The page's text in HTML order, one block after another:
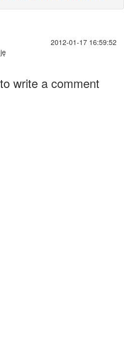
2012-01-17 16:59:52
write a comment